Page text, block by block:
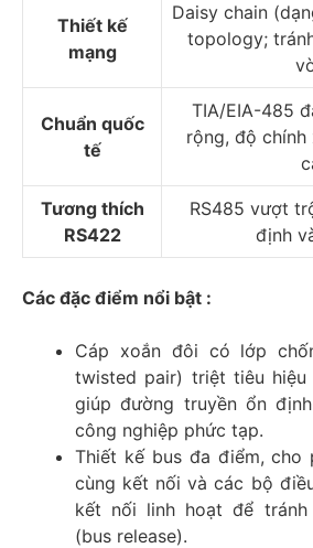
Thiết kế
mạng
Daisy chain
topology;
Chuẩn quốc
tế
TIA/EIA-485
rộng, độ chính
Tương thích
RS422
RS485 vượt
định
Các đặc điểm nổi bật :
Cáp xoắn đôi có lớp
twisted pair) triệt tiêu hiệu
giúp đường truyền ổn
công nghiệp phức tạp.​
Thiết kế bus đa điểm, cho
cùng kết nối và các bộ
kết nối linh hoạt để
(bus release).​